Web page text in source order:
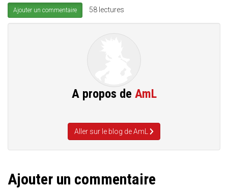
Ajouter un commentaire 58 lectures
A propos de AmL
Aller sur le blog de AmL
Ajouter un commentaire